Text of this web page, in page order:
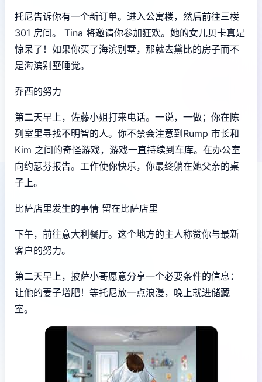
托尼告诉你有一个新订单。进入公寓楼，然后前往三楼
301 房间。 Tina 将邀请你参加狂欢。她的女儿贝卡真是
惊呆了！如果你买了海滨别墅，那就去黛比的房子而不
是海滨别墅睡觉。
乔西的努力
第二天早上，佐藤小姐打来电话。一说，一做；你在陈
列室里寻找不明智的人。你不禁会注意到Rump 市长和
Kim 之间的奇怪游戏，游戏一直持续到车库。在办公室
向约瑟芬报告。工作使你快乐，你最终躺在她父亲的桌
子上。
比萨店里发生的事情 留在比萨店里
下午，前往意大利餐厅。这个地方的主人称赞你与最新
客户的努力。
第二天早上，披萨小哥愿意分享一个必要条件的信息：
让他的妻子增肥！等托尼放一点浪漫，晚上就进储藏
室。